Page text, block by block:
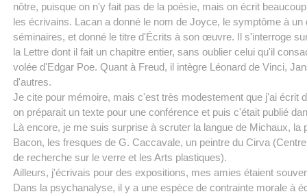
nôtre, puisque on n'y fait pas de la poésie, mais on écrit
les écrivains. Lacan a donné le nom de Joyce, le symptôme à un
séminaires, et donné le titre d'Écrits à son œuvre. Il s'interroge
la Lettre dont il fait un chapitre entier, sans oublier celui qu'il
volée d'Edgar Poe. Quant à Freud, il intègre Léonard de Vinci,
d'autres.
Je cite pour mémoire, mais c'est très modestement que j'ai écrit
on préparait un texte pour une conférence et puis c'était publié
Là encore, je me suis surprise à scruter la langue de Michaux, la
Bacon, les fresques de G. Caccavale, un peintre du Cirva
de recherche sur le verre et les Arts plastiques).
Ailleurs, j'écrivais pour des expositions, mes amies étaient
Dans la psychanalyse, il y a une espèce de contrainte morale à